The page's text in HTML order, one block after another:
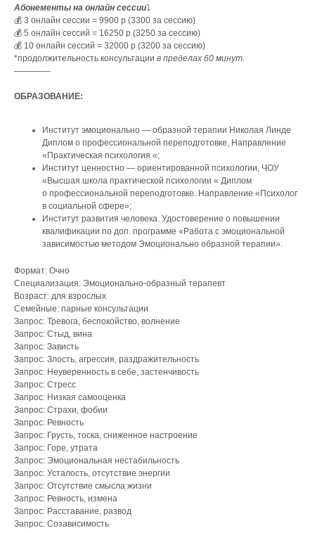
Абонементы на онлайн сессии⤵️
💰 3 онлайн сессии = 9900 р (3300 за сессию)
💰 5 онлайн сессий = 16250 р (3250 за сессию)
💰 10 онлайн сессий = 32000 р (3200 за сессию)
*продолжительность консультации в пределах 60 минут.
————-
ОБРАЗОВАНИЕ:
Институт эмоционально — образной терапии Николая Линде
Диплом о профессиональной переподготовке, Направление
«Практическая психология «;
Институт ценностно — ориентированной психологии, ЧОУ
«Высшая школа практической психологии « Диплом
о профессиональной переподготовке. Направление «Психолог
в социальной сфере»;
Институт развития человека. Удостоверение о повышении
квалификации по доп. программе «Работа с эмоциональной
зависимостью методом Эмоционально образной терапии».
Формат: Очно
Специализация: Эмоционально-образный терапевт
Возраст: для взрослых
Семейные: парные консультации
Запрос: Тревога, беспокойство, волнение
Запрос: Стыд, вина
Запрос: Зависть
Запрос: Злость, агрессия, раздражительность
Запрос: Неуверенность в себе, застенчивость
Запрос: Стресс
Запрос: Низкая самооценка
Запрос: Страхи, фобии
Запрос: Ревность
Запрос: Грусть, тоска, сниженное настроение
Запрос: Горе, утрата
Запрос: Эмоциональная нестабильность
Запрос: Усталость, отсутствие энергии
Запрос: Отсутствие смысла жизни
Запрос: Ревность, измена
Запрос: Расставание, развод
Запрос: Созависимость